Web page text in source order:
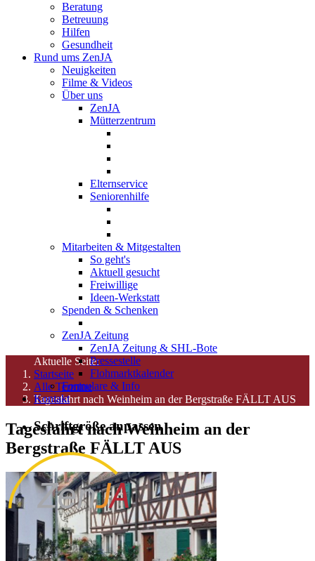
Beratung
Betreuung
Hilfen
Gesundheit
Rund ums ZenJA
Neuigkeiten
Filme & Videos
Über uns
ZenJA
Mütterzentrum
Elternservice
Seniorenhilfe
Mitarbeiten & Mitgestalten
So geht's
Aktuell gesucht
Freiwillige
Ideen-Werkstatt
Spenden & Schenken
ZenJA Zeitung
ZenJA Zeitung & SHL-Bote
Pressestelle
Flohmarktkalender
Formulare & Info
Kontakt
Schriftgröße anpassen
Aktuelle Seite:
Startseite
Alle Termine
Tagesfahrt nach Weinheim an der Bergstraße FÄLLT AUS
Tagesfahrt nach Weinheim an der
Bergstraße FÄLLT AUS